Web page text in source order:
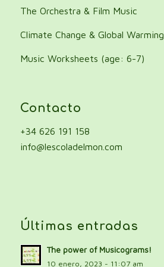
The Orchestra & Film Music
Climate Change & Global Warming
Music Worksheets (age: 6-7)
Contacto
+34 626 191 158
info@lescoladelmon.com
Últimas entradas
The power of Musicograms!
10 enero, 2023 - 11:07 am